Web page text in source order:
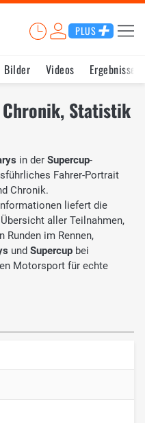
PLUS
Bilder Videos Ergebnisse
Statistik
in der Supercup-
Fahrer-Portrait
Chronik.
liefert die
aller Teilnahmen,
Runden im Rennen,
und Supercup bei
Motorsport für echte